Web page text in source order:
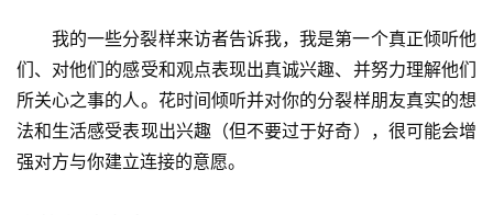
我的一些分裂样来访者告诉我，我是第一个真正倾听他
们、对他们的感受和观点表现出真诚兴趣、并努力理解他们
所关心之事的人。花时间倾听并对你的分裂样朋友真实的想
法和生活感受表现出兴趣（但不要过于好奇），很可能会增
强对方与你建立连接的意愿。